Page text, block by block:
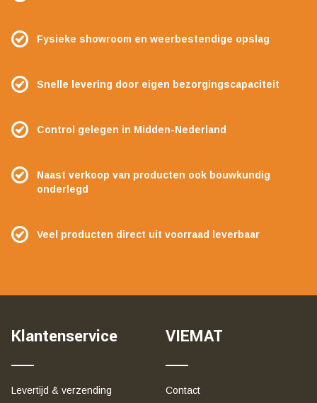
Fysieke showroom en weerbestendige opslag
Snelle levering door eigen bezorgingscapaciteit
Control gelegen in Midden-Nederland
Naast verkoop van producten ook bouwkundig
onderlegd
Veel producten direct uit voorraad leverbaar
Klantenservice
Levertijd & verzending
VIEMAT
Contact